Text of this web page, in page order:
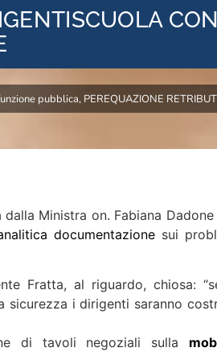
pubblica, PEREQUAZIONE
Ministra on. Fabiana Dadone
documentazione sui
Fratta, al riguardo, chiosa:
sicurezza i dirigenti saranno
di tavoli negoziali sulla